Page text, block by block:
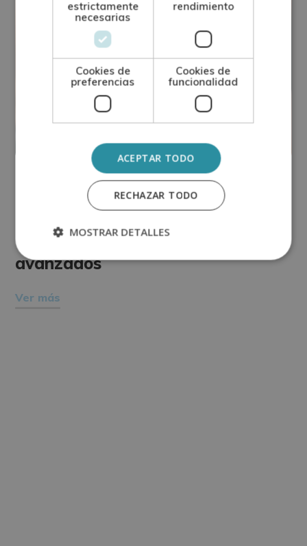
DERMATOLOGÍA Y ESTÉTICA ESTÉTICA
Estudiar estética capilar: cómo
diferenciar tu salón con servicios
avanzados
Ver más
estrictamente
necesarias
rendimiento
Cookies de
preferencias
Cookies de
funcionalidad
ACEPTAR TODO
RECHAZAR TODO
MOSTRAR DETALLES